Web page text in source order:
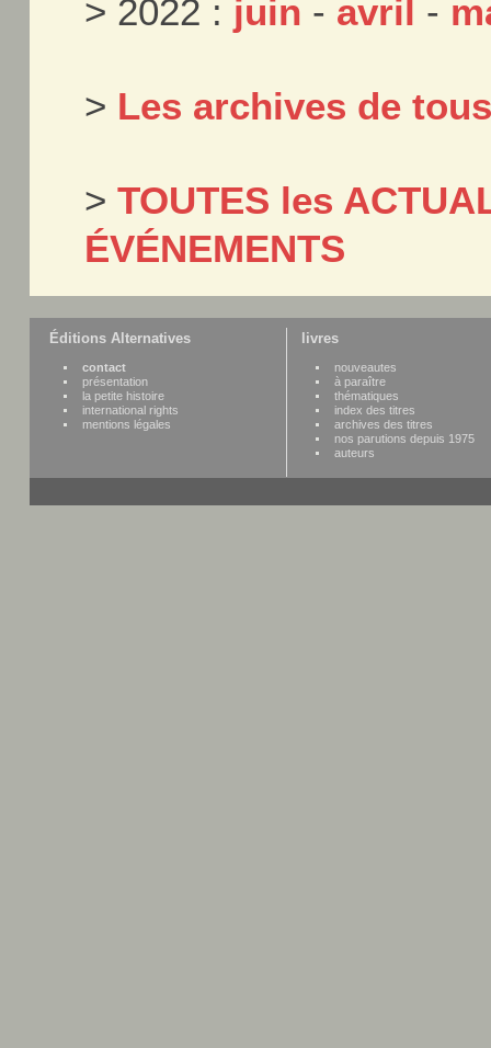
> 2022 : juin - avril -
> Les archives de
>TOUTES les
ÉVÉNEMENTS
Éditions Alternatives
contact
présentation
la petite histoire
international rights
mentions légales
livres
nouveautes
à paraître
thématiques
index des titres
archives des titres
nos parutions depuis 1975
auteurs